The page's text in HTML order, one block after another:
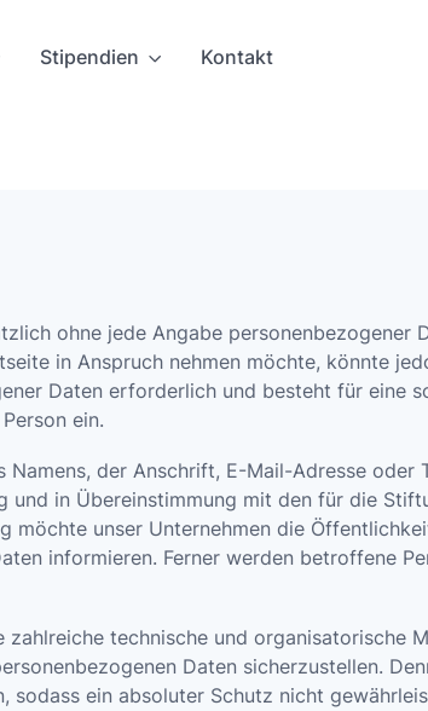
Stipendien Kontakt
Stipendien Kontakt
ohne jede Angabe personenbezogener
in Anspruch nehmen möchte, könnte
Daten erforderlich und besteht für eine
ein.
der Anschrift, E-Mail-Adresse oder
in Übereinstimmung mit den für die
möchte unser Unternehmen die
informieren. Ferner werden betroffene
technische und organisatorische
Daten sicherzustellen.
ein absoluter Schutz nicht